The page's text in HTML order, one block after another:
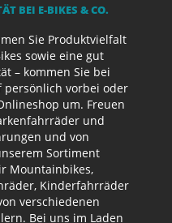
BEI E-BIKES & CO.
Sie Produktvielfalt
sowie eine gut
– kommen Sie bei
vorbei oder
um. Freuen
und
und von
Sortiment
Mountainbikes,
Kinderfahrräder
verschiedenen
Bei uns im Laden